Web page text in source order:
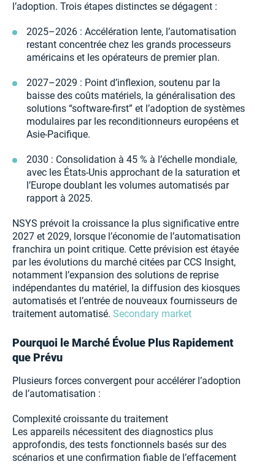
l’adoption. Trois étapes distinctes se dégagent :
2025–2026 : Accélération lente, l’automatisation
restant concentrée chez les grands processeurs
américains et les opérateurs de premier plan.
2027–2029 : Point d’inflexion, soutenu par la
baisse des coûts matériels, la généralisation des
solutions “software-first” et l’adoption de systèmes
modulaires par les reconditionneurs européens et
Asie-Pacifique.
2030 : Consolidation à 45 % à l’échelle mondiale,
avec les États-Unis approchant de la saturation et
l’Europe doublant les volumes automatisés par
rapport à 2025.
NSYS prévoit la croissance la plus significative entre
2027 et 2029, lorsque l’économie de l’automatisation
franchira un point critique. Cette prévision est étayée
par les évolutions du marché citées par CCS Insight,
notamment l’expansion des solutions de reprise
indépendantes du matériel, la diffusion des kiosques
automatisés et l’entrée de nouveaux fournisseurs de
traitement automatisé. Secondary market
Pourquoi le Marché Évolue Plus Rapidement
que Prévu
Plusieurs forces convergent pour accélérer l’adoption
de l’automatisation :
Complexité croissante du traitement
Les appareils nécessitent des diagnostics plus
approfondis, des tests fonctionnels basés sur des
scénarios et une confirmation fiable de l’effacement